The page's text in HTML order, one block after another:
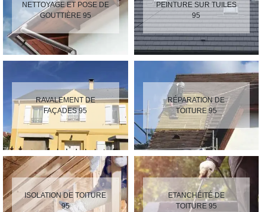
NETTOYAGE ET POSE DE
GOUTTIÈRE 95
PEINTURE SUR TUILES
95
RAVALEMENT DE
FAÇADES 95
RÉPARATION DE
TOITURE 95
ISOLATION DE TOITURE
95
ETANCHÉITÉ DE
TOITURE 95